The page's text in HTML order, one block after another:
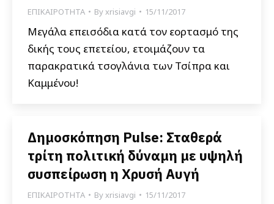
ΕΠΙΚΑΙΡΟΤΗΤΑ Byxrisiavgi 15/11/2017
Μεγάλα επεισόδια κατά τον εορτασμό της
δικής τους επετείου, ετοιμάζουν τα
παρακρατικά τσογλάνια των Τσίπρα και
Καμμένου!
Δημοσκόπηση Pulse: Σταθερά
τρίτη πολιτική δύναμη με υψηλή
συσπείρωση η Χρυσή Αυγή
ΕΠΙΚΑΙΡΟΤΗΤΑ Byxrisiavgi 15/11/2017